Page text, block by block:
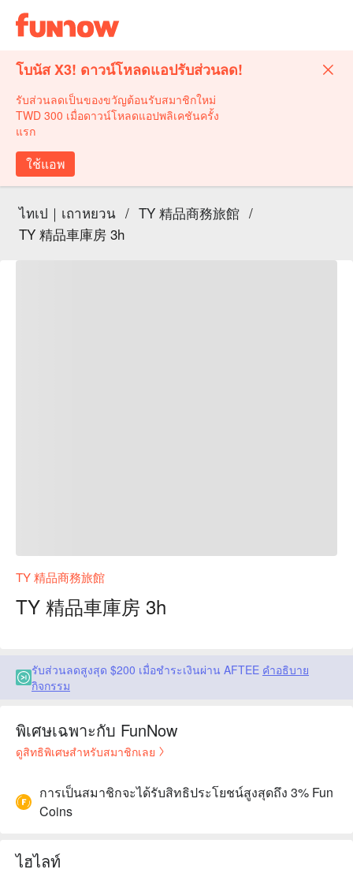
โบนัส X3! ดาวน์โหลดแอปรับส่วนลด!
รับส่วนลดเป็นของขวัญต้อนรับสมาชิกใหม่
TWD 300 เมื่อดาวน์โหลดแอปพลิเคชันครั้ง
แรก
ใช้แอพ
ไทเป｜เถาหยวน / TY 精品商務旅館 /
TY 精品車庫房 3h
TY 精品商務旅館
TY 精品車庫房 3h
รับส่วนลดสูงสุด $200 เมื่อชำระเงินผ่าน AFTEE คำอธิบาย
กิจกรรม
พิเศษเฉพาะกับ FunNow
ดูสิทธิพิเศษสำหรับสมาชิกเลย
การเป็นสมาชิกจะได้รับสิทธิประโยชน์สูงสุดถึง 3% Fun
Coins
ไฮไลท์